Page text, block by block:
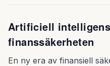
Artificiell
finanssäkerheten
En ny era av finansiell